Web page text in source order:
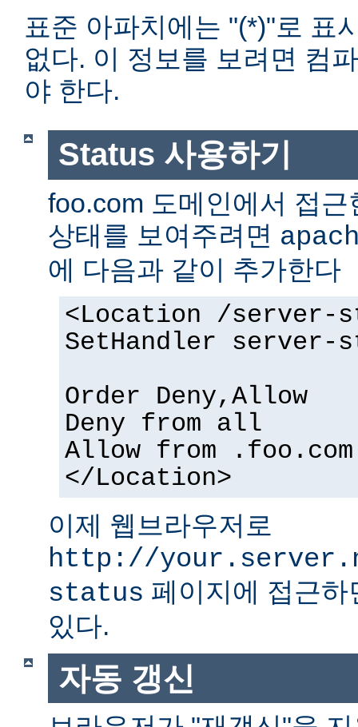
표준 아파치에는 "(*)"로 표
없다. 이 정보를 보려면 컴
야 한다.
Status 사용하기
foo.com 도메인에서 접
상태를 보여주려면
에 다음과 같이 추가한다
<Location /server-
SetHandler server-
Order Deny,Allow
Deny from all
Allow from .foo.com
</Location>
이제 웹브라우저로
http://
status 페이지에 접근
있다.
자동 갱신